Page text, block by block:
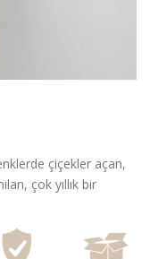
çiçekler açan,
çok yıllık bir